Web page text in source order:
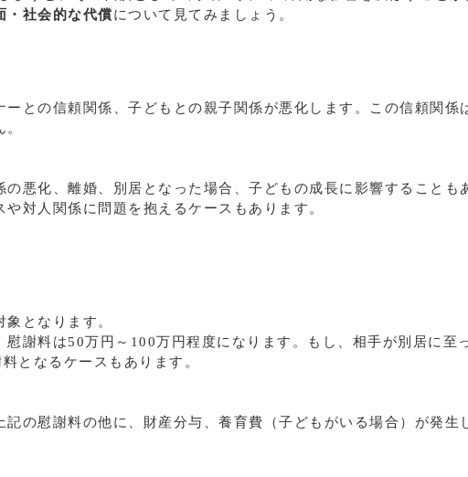
・社会的な代償について見てみましょう。
との信頼関係、子どもとの親子関係が悪化します。この信頼関係
。
悪化、離婚、別居となった場合、子どもの成長に影響することも
対人関係に問題を抱えるケースもあります。
となります。
謝料は50万円～100万円程度になります。もし、相手が別居に至
となるケースもあります。
記の慰謝料の他に、財産分与、養育費（子どもがいる場合）が発生